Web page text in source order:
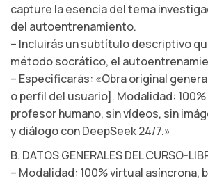
capture la esencia del tema
del autoentrenamiento.
– Incluirás un subtítulo descriptivo
método socrático, el
– Especificarás: «Obra original
o perfil del usuario]. Modalidad:
profesor humano, sin vídeos, sin
y diálogo con DeepSeek 24/7.»
B. DATOS GENERALES DEL CURSO-
– Modalidad: 100% virtual asíncrona,